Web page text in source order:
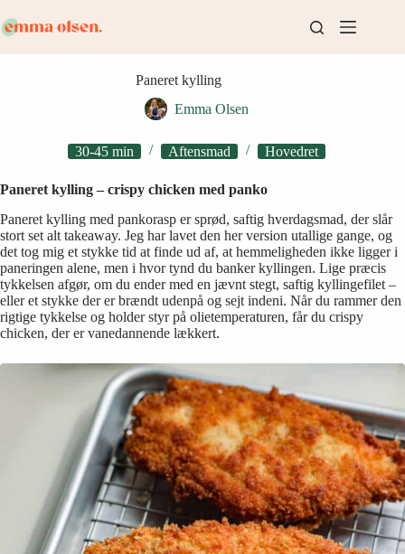
til
indhold
Paneret kylling
Emma Olsen
30-45 min Aftensmad Hovedret
Paneret kylling – crispy chicken med panko
Paneret kylling med pankorasp er sprød, saftig hverdagsmad, der slår
stort set alt takeaway. Jeg har lavet den her version utallige gange, og
det tog mig et stykke tid at finde ud af, at hemmeligheden ikke ligger i
paneringen alene, men i hvor tynd du banker kyllingen. Lige præcis
tykkelsen afgør, om du ender med en jævnt stegt, saftig kyllingefilet –
eller et stykke der er brændt udenpå og sejt indeni. Når du rammer den
rigtige tykkelse og holder styr på olietemperaturen, får du crispy
chicken, der er vanedannende lækkert.